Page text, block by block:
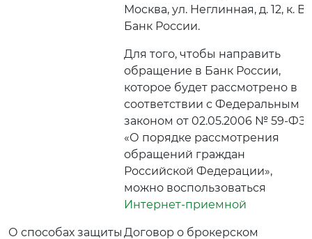
Москва, ул. Неглинная, д. 12, к. В,
Банк России.
Для того, чтобы направить
обращение в Банк России,
которое будет рассмотрено в
соответствии с Федеральным
законом от 02.05.2006 № 59-ФЗ
«О порядке рассмотрения
обращений граждан
Российской Федерации»,
можно воспользоваться
Интернет-приемной
О способах защиты Договор о брокерском